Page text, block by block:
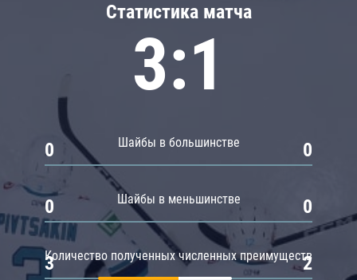
Статистика матча
3:1
Шайбы в большинстве
0 0
Шайбы в меньшинстве
0 0
Количество полученных численных преимуществ
3 2